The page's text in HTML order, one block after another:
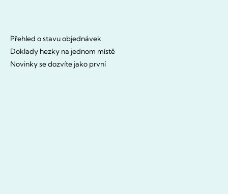
Přehled o stavu objednávek
Doklady hezky na jednom místě
Novinky se dozvíte jako první